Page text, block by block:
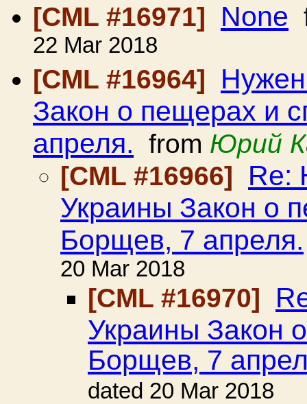
[CML #16971] None
22 Mar 2018
[CML #16964]
Закон о пещерах и
апреля. from Юрий
[CML #16966]
Re:
Украины Закон о
Борщев, 7 апреля.
20 Mar 2018
[CML #16970]
Украины Закон
Борщев, 7
dated 20 Mar 2018